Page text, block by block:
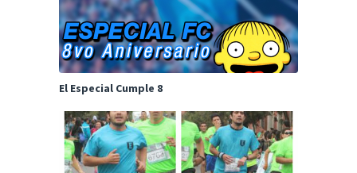
El Especial Cumple 8